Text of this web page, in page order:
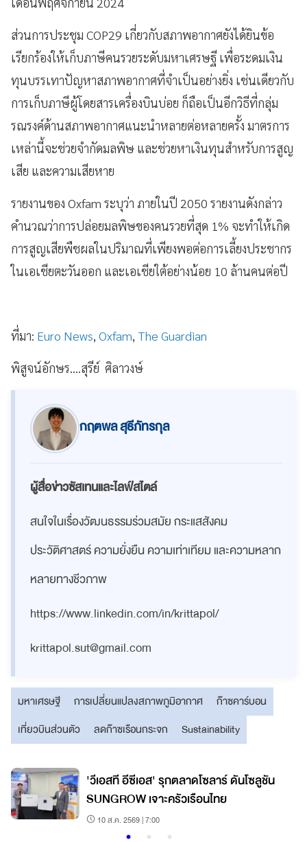
ส่วนการประชุม COP29 เกี่ยวกับสภาพอากาศยังได้ยินข้อ
เรียกร้องให้เก็บภาษีคนรวยระดับมหาเศรษฐี เพื่อระดมเงิน
ทุนบรรเทาปัญหาสภาพอากาศที่จำเป็นอย่างยิ่ง เช่นเดียวกับ
การเก็บภาษีผู้โดยสารเครื่องบินบ่อย ก็ถือเป็นอีกวิธีที่กลุ่ม
รณรงค์ด้านสภาพอากาศแนะนำหลายต่อหลายครั้ง มาตรการ
เหล่านี้จะช่วยจำกัดมลพิษ และช่วยหาเงินทุนสำหรับการสูญ
เสีย และความเสียหาย
รายงานของ Oxfam ระบุว่า ภายในปี 2050 รายงานดังกล่าว
คำนวณว่าการปล่อยมลพิษของคนรวยที่สุด 1% จะทำให้เกิด
การสูญเสียพืชผลในปริมาณที่เพียงพอต่อการเลี้ยงประชากร
ในเอเชียตะวันออก และเอเชียใต้อย่างน้อย 10 ล้านคนต่อปี
ที่มา: Euro News, Oxfam, The Guardian
พิสูจน์อักษร....สุรีย์ ศิลาวงษ์
กฤตพล สุธีภัทรกุล
ผู้สื่อข่าวซัสเทนและไลฟ์สไตล์
สนใจในเรื่องวัฒนธรรมร่วมสมัย กระแสสังคม
ประวัติศาสตร์ ความยั่งยืน ความเท่าเทียม และความหลาก
หลายทางชีวภาพ
https://www.linkedin.com/in/krittapol/
krittapol.sut@gmail.com
มหาเศรษฐี การเปลี่ยนแปลงสภาพภูมิอากาศ
ก๊าซคาร์บอน
เที่ยวบินส่วนตัว
ลดก๊าซเรือนกระจก Sustainability
'วีเอสที อีซีเอส' รุกตลาดโซลาร์ ดันโซลูชัน
SUNGROW เจาะครัวเรือนไทย
10 ส.ค. 2569 | 7:00